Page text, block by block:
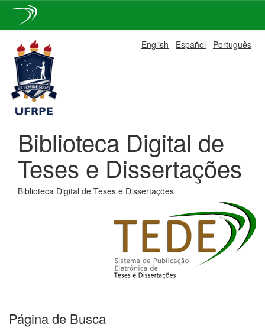
navigation
English Español Português
Biblioteca Digital de
Teses e Dissertações
Biblioteca Digital de Teses e Dissertações
Página de Busca